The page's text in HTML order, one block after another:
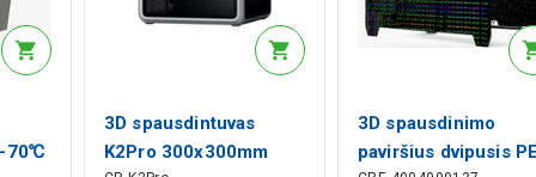
70℃
3D spausdintuvas
K2Pro 300x300mm
3D spausdinimo
paviršius dvipusis PEI